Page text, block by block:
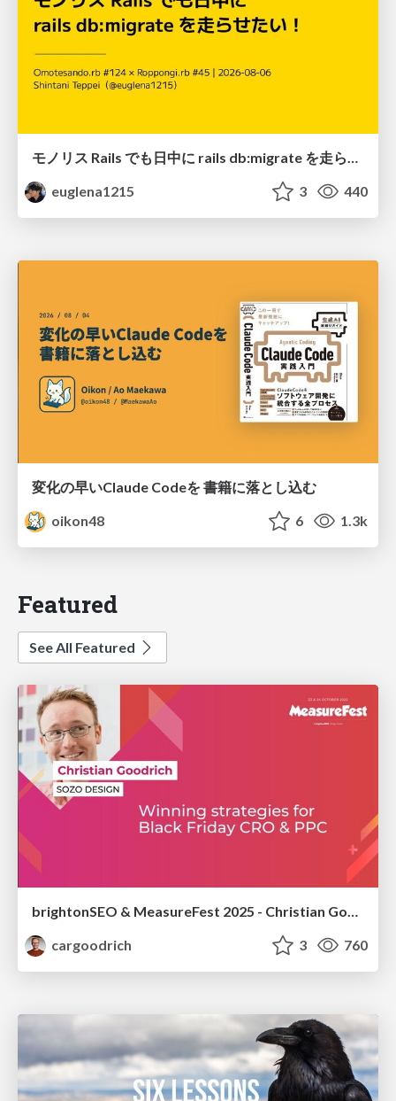
euglena1215
3 440
変化の早いClaude Codeを 書籍に落とし込む
oikon48
6 1.3k
Featured
See All Featured
brightonSEO & MeasureFest 2025 - Christian Goodrich - Winning strategies for Black Friday CRO & PPC
cargoodrich
3 760